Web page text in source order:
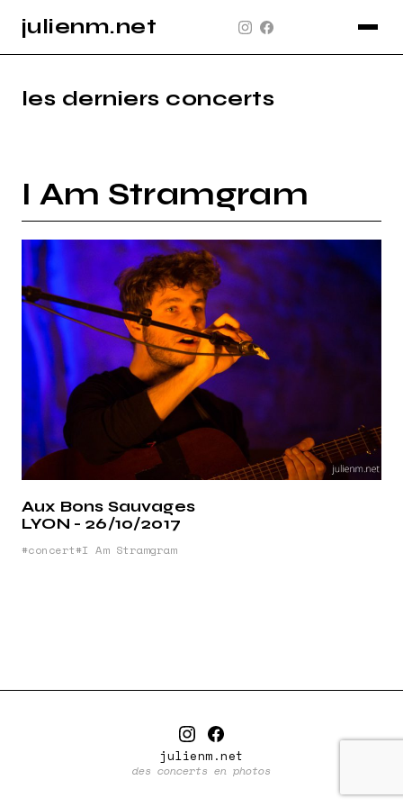
julienm.net
CONCERT
GLASTONBURY
INFO
PLAN DU SITE
les derniers concerts
I Am Stramgram
Aux Bons Sauvages
LYON - 26/10/2017
concert I Am Stramgram
julienm.net
des concerts en photos